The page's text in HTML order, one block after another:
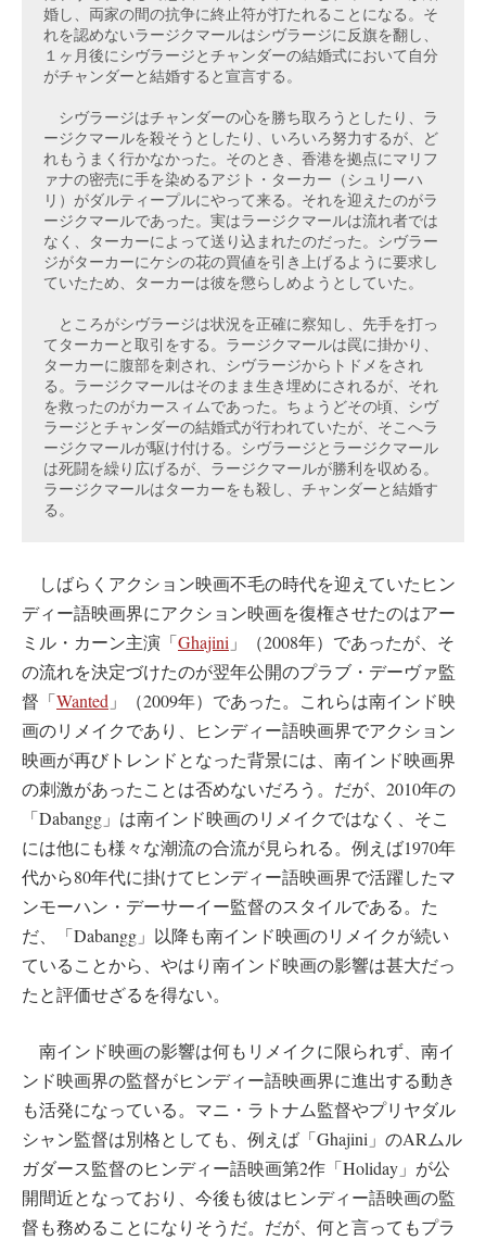
婚し、両家の間の抗争に終止符が打たれることになる。そ
れを認めないラージクマールはシヴラージに反旗を翻し、
１ヶ月後にシヴラージとチャンダーの結婚式において自分
がチャンダーと結婚すると宣言する。
シヴラージはチャンダーの心を勝ち取ろうとしたり、ラ
ージクマールを殺そうとしたり、いろいろ努力するが、ど
れもうまく行かなかった。そのとき、香港を拠点にマリフ
ァナの密売に手を染めるアジト・ターカー（シュリーハ
リ）がダルティープルにやって来る。それを迎えたのがラ
ージクマールであった。実はラージクマールは流れ者では
なく、ターカーによって送り込まれたのだった。シヴラー
ジがターカーにケシの花の買値を引き上げるように要求し
ていたため、ターカーは彼を懲らしめようとしていた。
ところがシヴラージは状況を正確に察知し、先手を打っ
てターカーと取引をする。ラージクマールは罠に掛かり、
ターカーに腹部を刺され、シヴラージからトドメをされ
る。ラージクマールはそのまま生き埋めにされるが、それ
を救ったのがカースィムであった。ちょうどその頃、シヴ
ラージとチャンダーの結婚式が行われていたが、そこへラ
ージクマールが駆け付ける。シヴラージとラージクマール
は死闘を繰り広げるが、ラージクマールが勝利を収める。
ラージクマールはターカーをも殺し、チャンダーと結婚す
る。
しばらくアクション映画不毛の時代を迎えていたヒン
ディー語映画界にアクション映画を復権させたのはアー
ミル・カーン主演「Ghajini 」（2008年）であったが、そ
の流れを決定づけたのが翌年公開のプラブ・デーヴァ監
督「Wanted 」（2009年）であった。これらは南インド映
画のリメイクであり、ヒンディー語映画界でアクション
映画が再びトレンドとなった背景には、南インド映画界
の刺激があったことは否めないだろう。だが、2010年の
「Dabangg」は南インド映画のリメイクではなく、そこ
には他にも様々な潮流の合流が見られる。例えば1970年
代から80年代に掛けてヒンディー語映画界で活躍したマ
ンモーハン・デーサーイー監督のスタイルである。た
だ、「Dabangg」以降も南インド映画のリメイクが続い
ていることから、やはり南インド映画の影響は甚大だっ
たと評価せざるを得ない。
南インド映画の影響は何もリメイクに限られず、南イ
ンド映画界の監督がヒンディー語映画界に進出する動き
も活発になっている。マニ・ラトナム監督やプリヤダル
シャン監督は別格としても、例えば「Ghajini」のARムル
ガダース監督のヒンディー語映画第2作「Holiday」が公
開間近となっており、今後も彼はヒンディー語映画の監
督も務めることになりそうだ。だが、何と言ってもプラ